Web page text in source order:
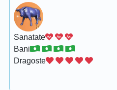
Sanatate
Bani
Dragoste